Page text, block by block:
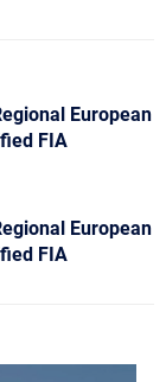
European
FIA
European
FIA